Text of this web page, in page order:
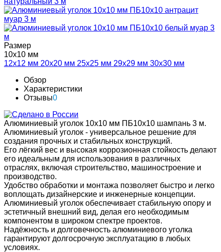
Размер
10х10 мм
12х12 мм 20х20 мм 25х25 мм 29х29 мм 30х30 мм
Обзор
Характеристики
Отзывы0
Алюминиевый уголок 10х10 мм ПБ10х10 шампань 3 м.
Алюминиевый уголок - универсальное решение для
создания прочных и стабильных конструкций.
Его лёгкий вес и высокая коррозионная стойкость делают
его идеальным для использования в различных
отраслях, включая строительство, машиностроение и
производство.
Удобство обработки и монтажа позволяет быстро и легко
воплощать дизайнерские и инженерные концепции.
Алюминиевый уголок обеспечивает стабильную опору и
эстетичный внешний вид, делая его необходимым
компонентом в широком спектре проектов.
Надёжность и долговечность алюминиевого уголка
гарантируют долгосрочную эксплуатацию в любых
условиях.